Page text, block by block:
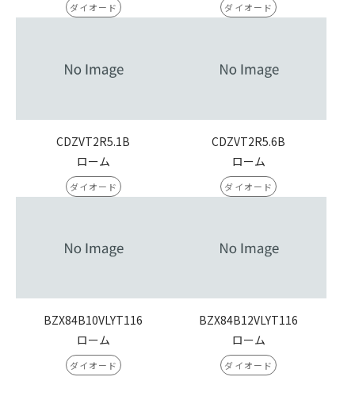
ダイオード ダイオード
CDZVT2R5.1B
ローム
ダイオード
CDZVT2R5.6B
ローム
ダイオード
BZX84B10VLYT116
ローム
ダイオード
BZX84B12VLYT116
ローム
ダイオード